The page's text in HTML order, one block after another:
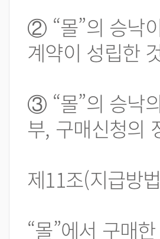
② “몰”의 승낙
계약이 성립한
③ “몰”의 승낙
부, 구매신청의
제11조(지급방
“몰”에서 구매